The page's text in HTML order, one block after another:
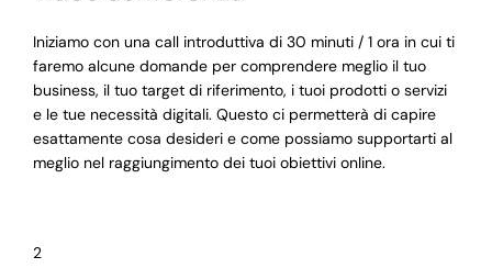
Iniziamo con una call introduttiva di 30 minuti / 1 ora in cui ti
faremo alcune domande per comprendere meglio il tuo
business, il tuo target di riferimento, i tuoi prodotti o servizi
e le tue necessità digitali. Questo ci permetterà di capire
esattamente cosa desideri e come possiamo supportarti al
meglio nel raggiungimento dei tuoi obiettivi online.
2